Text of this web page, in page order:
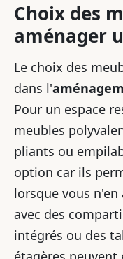
Choix des
aménager
Le choix des
dans l'
Pour un espace
meubles
pliants ou
option car ils
lorsque vous n'en
avec des
intégrés ou des